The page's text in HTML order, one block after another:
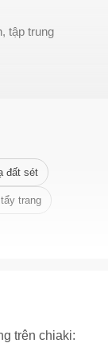
tập trung
về các vấn đề
đất sét
trang
trên chiaki: